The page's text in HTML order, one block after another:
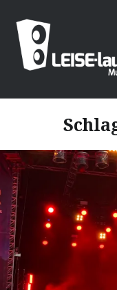
zum
Inhalt
LEISE/laut –